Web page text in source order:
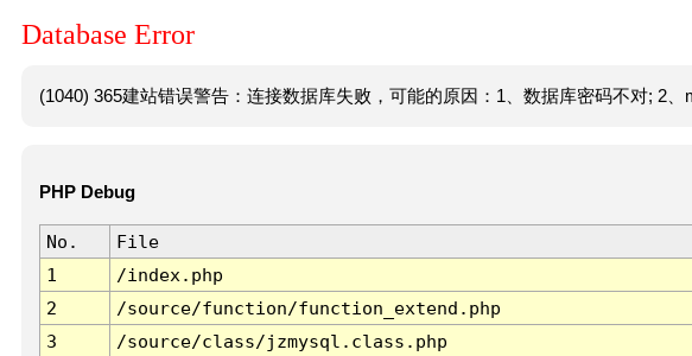
Database Error
(1040) 365建站错误警告：连接数据库失败，可能的原因：1、数据库密码不对; 2、
PHP Debug
No. File
1
/index.php
2
/source/function/function_extend.php
3
/source/class/jzmysql.class.php